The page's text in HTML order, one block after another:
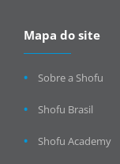
Mapa do site
Sobre a Shofu
Shofu Brasil
Shofu Academy